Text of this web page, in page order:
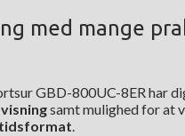
med mange
GBD-800UC-8ER har
samt mulighed for at
.